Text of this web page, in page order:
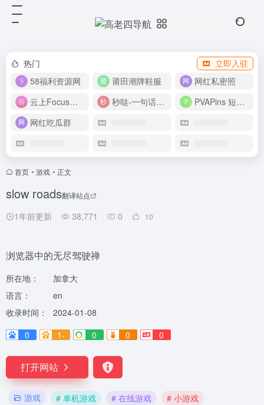
热门
立即入驻
58福利资源网
莆田潮牌鞋服
网红私密照
云上Focus接码平台
秒哒-一句话做应用
PVAPins 短信接码平台
网红吃瓜群
首页 • 游戏 • 正文
slow roads翻译站点
1年前更新 38,771 0 10
浏览器中的无尽驾驶禅
所在地：
加拿大
语言：
en
收录时间：
2024-01-08
0
1- 0 0 0
打开网站
游戏 # 单机游戏 # 在线游戏
# 小游戏